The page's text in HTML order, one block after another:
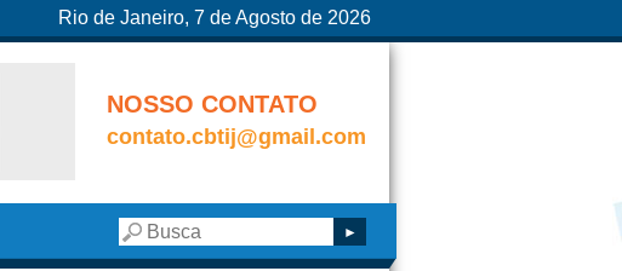
Rio de Janeiro, 7 de Agosto de 2026
NOSSO CONTATO
contato.cbtij@gmail.com